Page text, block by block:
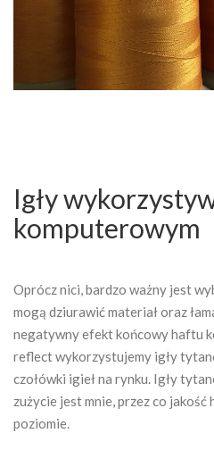
Igły
komputerowym
Oprócz nici, bardzo ważny jest
mogą dziurawić materiał oraz
negatywny efekt końcowy haftu
reflect wykorzystujemy igły
czołówki igieł na rynku. Igły
zużycie jest mnie, przez co
poziomie.